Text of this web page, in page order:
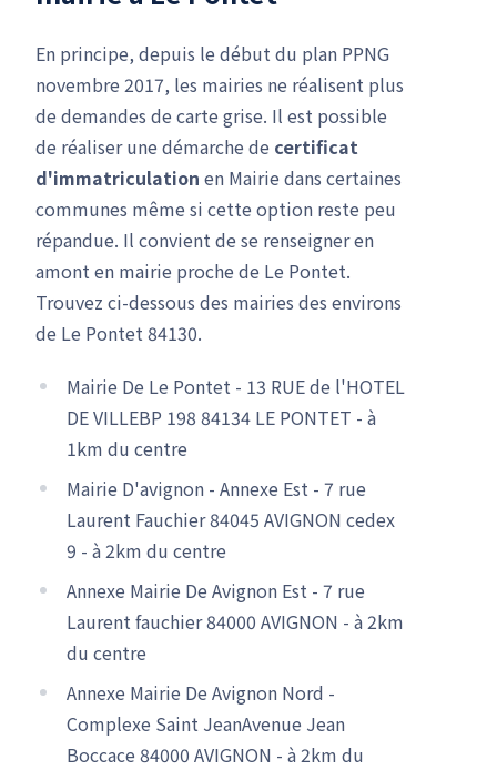
En principe, depuis le début du plan PPNG
novembre 2017, les mairies ne réalisent plus
de demandes de carte grise. Il est possible
de réaliser une démarche de certificat
d'immatriculation en Mairie dans certaines
communes même si cette option reste peu
répandue. Il convient de se renseigner en
amont en mairie proche de Le Pontet.
Trouvez ci-dessous des mairies des environs
de Le Pontet 84130.
Mairie De Le Pontet - 13 RUE de l'HOTEL
DE VILLEBP 198 84134 LE PONTET - à
1km du centre
Mairie D'avignon - Annexe Est - 7 rue
Laurent Fauchier 84045 AVIGNON cedex
9 - à 2km du centre
Annexe Mairie De Avignon Est - 7 rue
Laurent fauchier 84000 AVIGNON - à 2km
du centre
Annexe Mairie De Avignon Nord -
Complexe Saint JeanAvenue Jean
Boccace 84000 AVIGNON - à 2km du